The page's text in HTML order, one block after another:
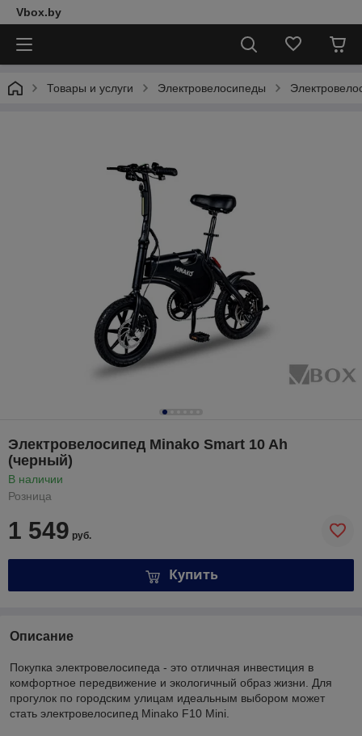
Vbox.by
Товары и услуги Электровелосипеды
Электровелосипед Minako Smart 10 Ah
(черный)
В наличии
Розница
1 549 руб.
Купить
Описание
Покупка электровелосипеда - это отличная инвестиция в
комфортное передвижение и экологичный образ жизни. Для
прогулок по городским улицам идеальным выбором может
стать электровелосипед Minako F10 Mini.